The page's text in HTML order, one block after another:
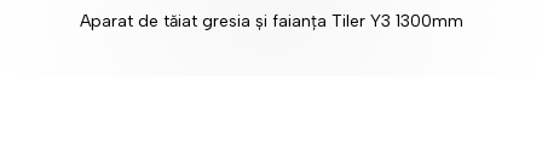
Aparat de tăiat gresia și faianța Tiler Y3 1300mm